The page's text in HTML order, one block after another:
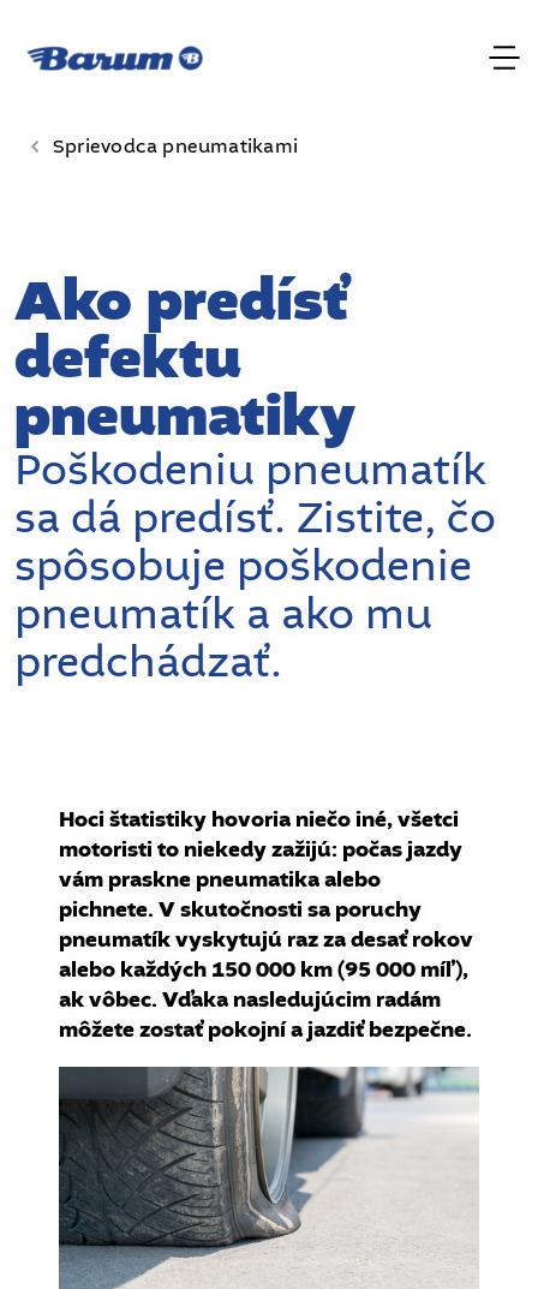
Sprievodca pneumatikami
Ako predísť
defektu
pneumatiky
Poškodeniu pneumatík
sa dá predísť. Zistite, čo
spôsobuje poškodenie
pneumatík a ako mu
predchádzať.
Hoci štatistiky hovoria niečo iné, všetci
motoristi to niekedy zažijú: počas jazdy
vám praskne pneumatika alebo
pichnete. V skutočnosti sa poruchy
pneumatík vyskytujú raz za desať rokov
alebo každých 150 000 km (95 000 míľ),
ak vôbec. Vďaka nasledujúcim radám
môžete zostať pokojní a jazdiť bezpečne.